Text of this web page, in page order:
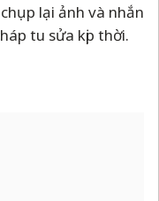
lại ảnh và nhắn
tu sửa kịp thời.